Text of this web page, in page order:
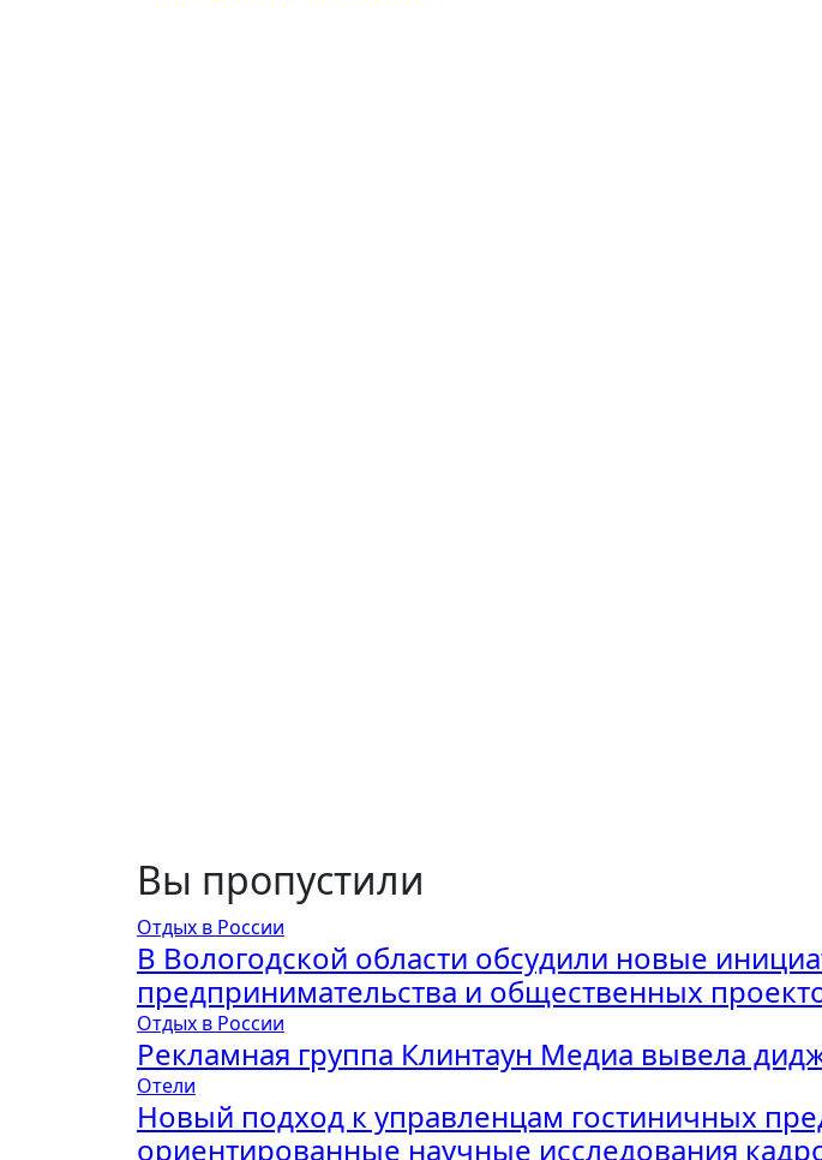
Вы пропустили
Отдых в России
В Вологодской области обсудили новые
предпринимательства и общественных
Отдых в России
Рекламная группа Клинтаун Медиа вывела
Отели
Новый подход к управленцам гостиничных
ориентированные научные исследования